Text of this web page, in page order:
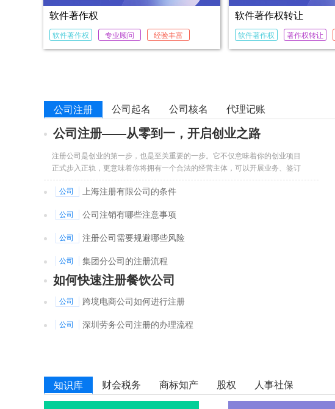
软件著作权
软件著作权 专业顾问 经验丰富
软件著作权转让
软件著作权 著作权转让
公司注册 公司起名 公司核名 代理记账
公司注册——从零到一，开启创业之路
注册公司是创业的第一步，也是至关重要的一步。它不仅意味着你的创业项目
正式步入正轨，更意味着你将拥有一个合法的经营主体，可以开展业务、签订
合同、申请贷款等。 [详细]
公司
上海注册有限公司的条件
公司 公司注销有哪些注意事项
公司 注册公司需要规避哪些风险
公司 集团分公司的注册流程
如何快速注册餐饮公司
公司 跨境电商公司如何进行注册
公司 深圳劳务公司注册的办理流程
知识库 财会税务 商标知产 股权 人事社保